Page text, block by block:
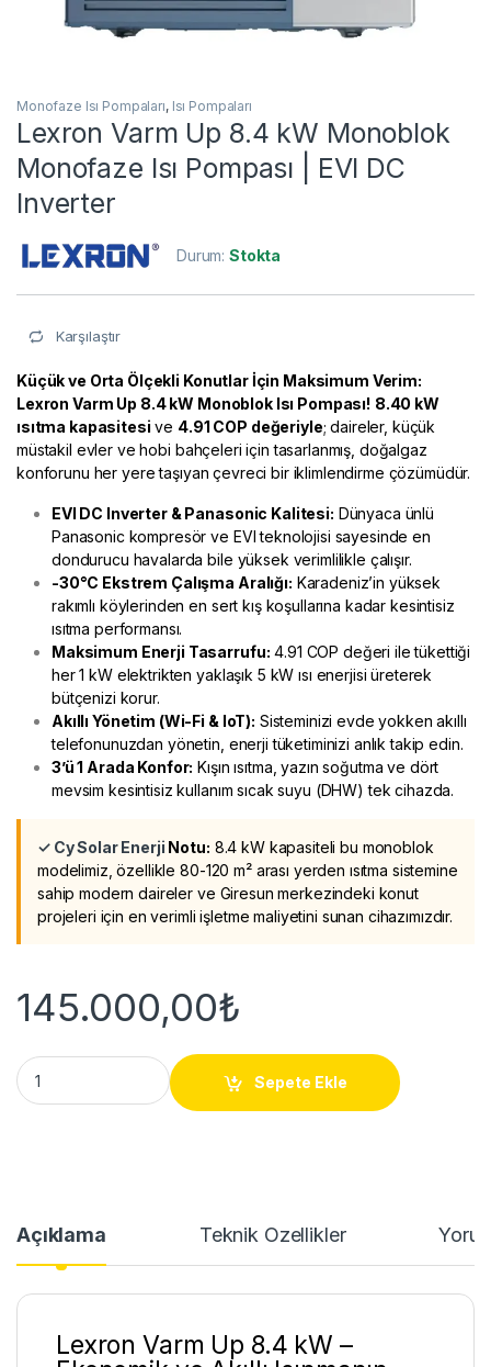
Monofaze Isı Pompaları, Isı Pompaları
Lexron Varm Up 8.4 kW Monoblok
Monofaze Isı Pompası | EVI DC
Inverter
Durum:Stokta
Karşılaştır
Küçük ve Orta Ölçekli Konutlar İçin Maksimum Verim:
Lexron Varm Up 8.4 kW Monoblok Isı Pompası! 8.40 kW
ısıtma kapasitesi ve 4.91 COP değeriyle; daireler, küçük
müstakil evler ve hobi bahçeleri için tasarlanmış, doğalgaz
konforunu her yere taşıyan çevreci bir iklimlendirme çözümüdür.
EVI DC Inverter & Panasonic Kalitesi: Dünyaca ünlü
Panasonic kompresör ve EVI teknolojisi sayesinde en
dondurucu havalarda bile yüksek verimlilikle çalışır.
-30°C Ekstrem Çalışma Aralığı: Karadeniz’in yüksek
rakımlı köylerinden en sert kış koşullarına kadar kesintisiz
ısıtma performansı.
Maksimum Enerji Tasarrufu: 4.91 COP değeri ile tükettiği
her 1 kW elektrikten yaklaşık 5 kW ısı enerjisi üreterek
bütçenizi korur.
Akıllı Yönetim (Wi-Fi & IoT): Sisteminizi evde yokken akıllı
telefonunuzdan yönetin, enerji tüketiminizi anlık takip edin.
3’ü 1 Arada Konfor: Kışın ısıtma, yazın soğutma ve dört
mevsim kesintisiz kullanım sıcak suyu (DHW) tek cihazda.
✓ Cy Solar Enerji Notu: 8.4 kW kapasiteli bu monoblok
modelimiz, özellikle 80-120 m² arası yerden ısıtma sistemine
sahip modern daireler ve Giresun merkezindeki konut
projeleri için en verimli işletme maliyetini sunan cihazımızdır.
145.000,00₺
Lexron Varm Up 8.4 kW Monoblok Monofaze Isı Pompası |
Sepete Ekle
Açıklama Teknik Özellikler
Lexron Varm Up 8.4 kW –